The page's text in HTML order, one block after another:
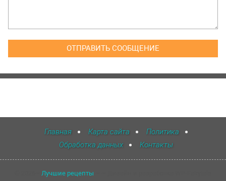
Главная Карта сайта
Политика
Обработка данных
Контакты
Лучшие рецепты